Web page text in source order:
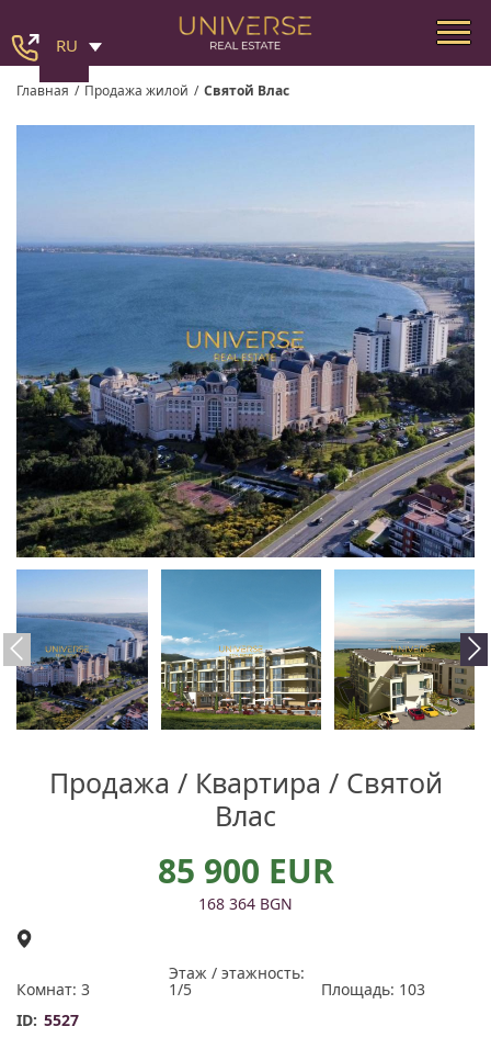
RU
Главная / Продажа жилой / Святой Влас
Продажа / Квартира / Святой
Влас
85 900 EUR
168 364 BGN
Комнат: 3
Этаж / этажность:
1/5
Площадь: 103
ID: 5527